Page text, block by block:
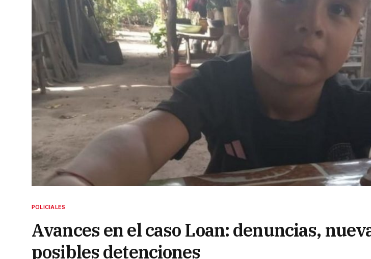
POLICIALES
Avances en el caso Loan: denuncias,
posibles detenciones